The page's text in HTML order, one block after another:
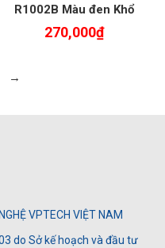
R1002B Màu đen Khổ
12mmx100M
270,000₫
→
VPTECH VIỆT NAM
do Sở kế hoạch và đầu tư